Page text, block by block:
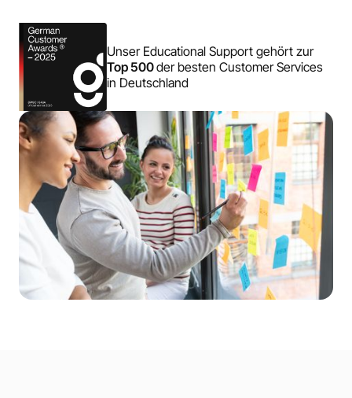
Unser Educational Support gehört zur
Top 500der besten Customer Services
in Deutschland